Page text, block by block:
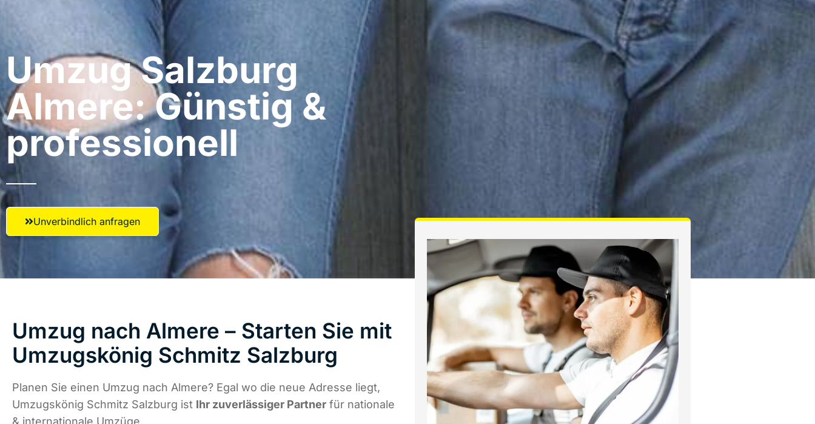
Umzug Salzburg​
Almere: Günstig &
professionell​
Unverbindlich anfragen
Umzug nach Almere – Starten Sie mit
Umzugskönig Schmitz Salzburg
Planen Sie einen Umzug nach Almere? Egal wo die neue Adresse liegt,
Umzugskönig Schmitz Salzburg ist Ihr zuverlässiger Partner für nationale
& internationale Umzüge.